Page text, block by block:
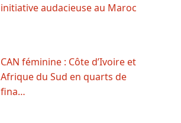
initiative audacieuse au Maroc
CAN féminine : Côte d’Ivoire et
Afrique du Sud en quarts de
fina…